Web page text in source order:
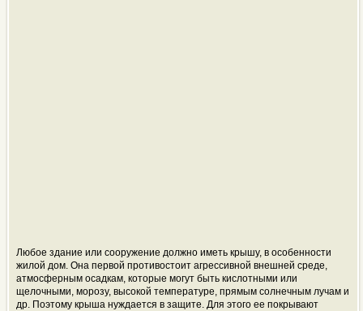
Любое здание или сооружение должно иметь крышу, в особенности
жилой дом. Она первой противостоит агрессивной внешней среде,
атмосферным осадкам, которые могут быть кислотными или
щелочными, морозу, высокой температуре, прямым солнечным лучам и
др. Поэтому крыша нуждается в защите. Для этого ее покрывают